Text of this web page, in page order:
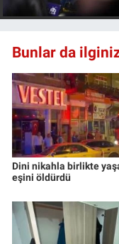
Bunlar da
Dini nikahla birlikte
eşini öldürdü